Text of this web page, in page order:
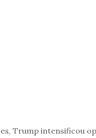
Trump intensificou